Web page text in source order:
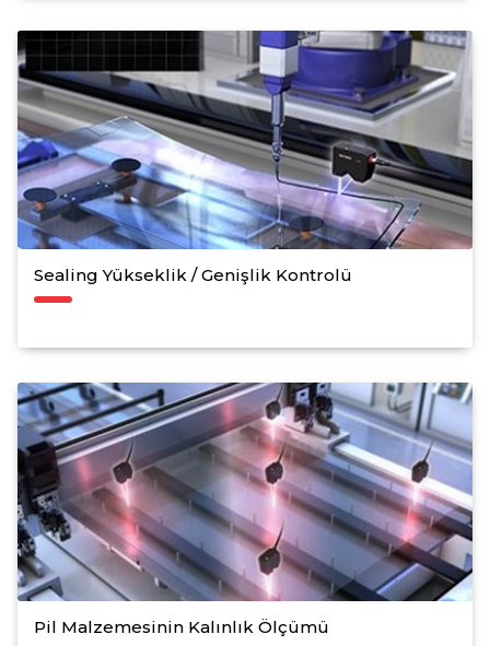
Sealing Yükseklik / Genişlik Kontrolü
Pil Malzemesinin Kalınlık Ölçümü